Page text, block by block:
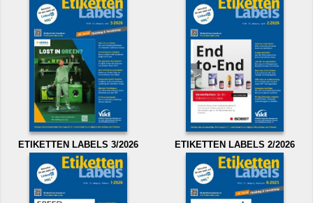
ETIKETTEN LABELS 3/2026 ETIKETTEN LABELS 2/2026